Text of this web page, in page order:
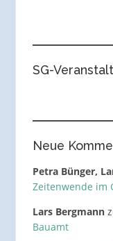
SG-
Neue
Petra Bünger,
Zeitenwende im
Lars Bergmann
Bauamt